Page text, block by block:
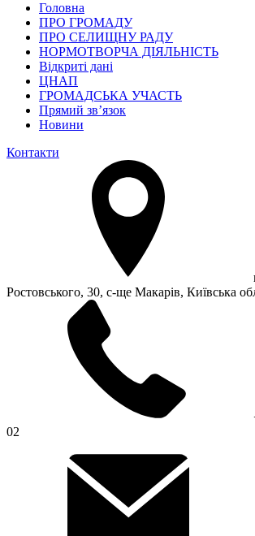
Головна
ПРО ГРОМАДУ
ПРО СЕЛИЩНУ РАДУ
НОРМОТВОРЧА ДІЯЛЬНІСТЬ
Відкриті дані
ЦНАП
ГРОМАДСЬКА УЧАСТЬ
Прямий зв’язок
Новини
Контакти
Ростовського, 30, с-ще Макарів, Київська
02